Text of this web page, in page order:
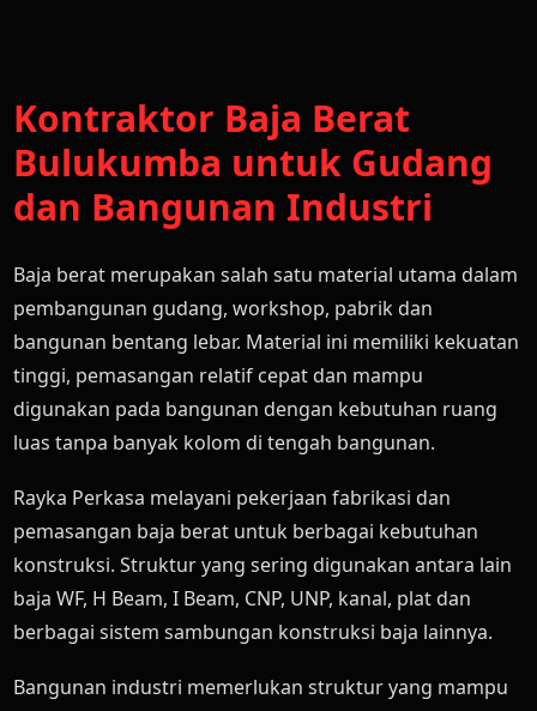
Kontraktor Baja Berat
Bulukumba untuk Gudang
dan Bangunan Industri
Baja berat merupakan salah satu material utama dalam
pembangunan gudang, workshop, pabrik dan
bangunan bentang lebar. Material ini memiliki kekuatan
tinggi, pemasangan relatif cepat dan mampu
digunakan pada bangunan dengan kebutuhan ruang
luas tanpa banyak kolom di tengah bangunan.
Rayka Perkasa melayani pekerjaan fabrikasi dan
pemasangan baja berat untuk berbagai kebutuhan
konstruksi. Struktur yang sering digunakan antara lain
baja WF, H Beam, I Beam, CNP, UNP, kanal, plat dan
berbagai sistem sambungan konstruksi baja lainnya.
Bangunan industri memerlukan struktur yang mampu